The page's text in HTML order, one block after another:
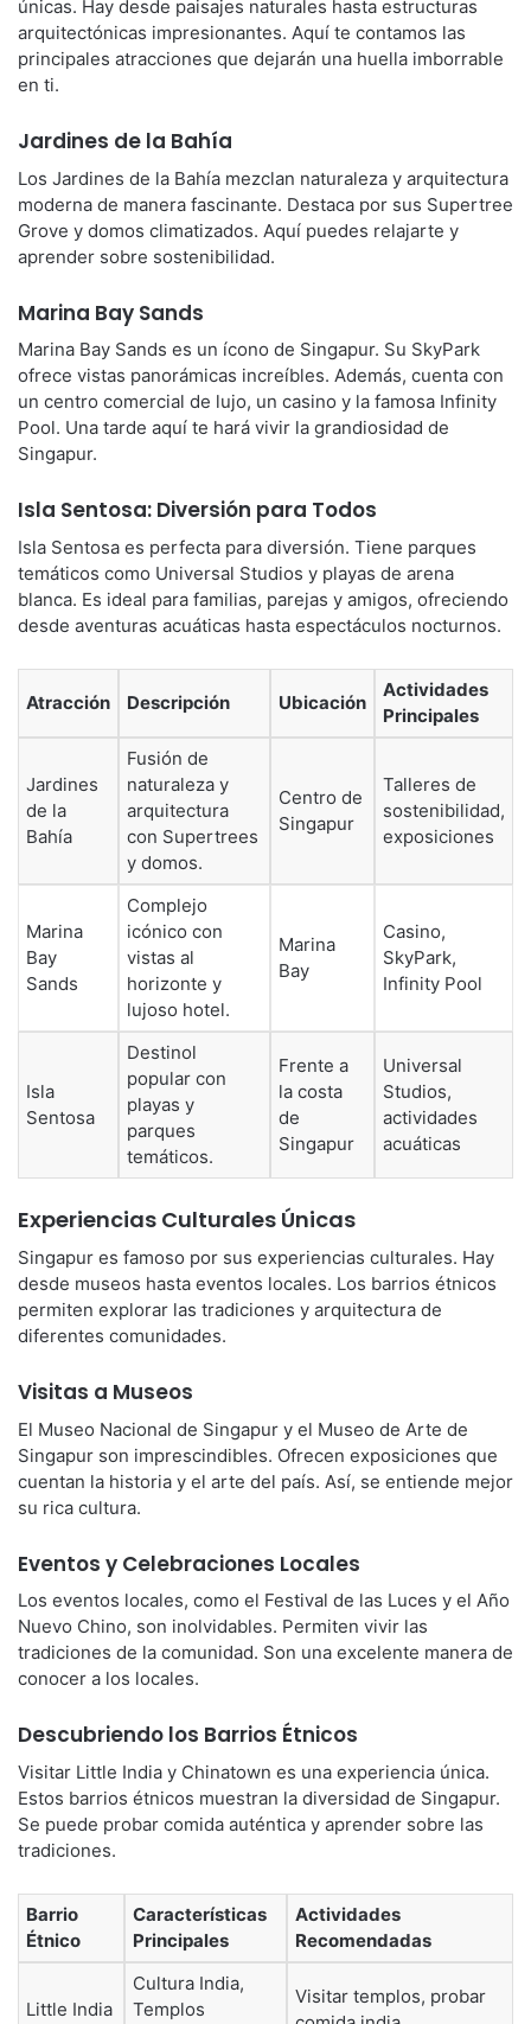
únicas. Hay desde paisajes naturales hasta estructuras
arquitectónicas impresionantes. Aquí te contamos las
principales atracciones que dejarán una huella imborrable
en ti.
Jardines de la Bahía
Los Jardines de la Bahía mezclan naturaleza y arquitectura
moderna de manera fascinante. Destaca por sus Supertree
Grove y domos climatizados. Aquí puedes relajarte y
aprender sobre sostenibilidad.
Marina Bay Sands
Marina Bay Sands es un ícono de Singapur. Su SkyPark
ofrece vistas panorámicas increíbles. Además, cuenta con
un centro comercial de lujo, un casino y la famosa Infinity
Pool. Una tarde aquí te hará vivir la grandiosidad de
Singapur.
Isla Sentosa: Diversión para Todos
Isla Sentosa es perfecta para diversión. Tiene parques
temáticos como Universal Studios y playas de arena
blanca. Es ideal para familias, parejas y amigos, ofreciendo
desde aventuras acuáticas hasta espectáculos nocturnos.
Atracción Descripción Ubicación
Actividades
Principales
Jardines
de la
Bahía
Fusión de
naturaleza y
arquitectura
con Supertrees
y domos.
Centro de
Singapur
Talleres de
sostenibilidad,
exposiciones
Marina
Bay
Sands
Complejo
icónico con
vistas al
horizonte y
lujoso hotel.
Marina
Bay
Casino,
SkyPark,
Infinity Pool
Isla
Sentosa
Destinol
popular con
playas y
parques
temáticos.
Frente a
la costa
de
Singapur
Universal
Studios,
actividades
acuáticas
Experiencias Culturales Únicas
Singapur es famoso por sus experiencias culturales. Hay
desde museos hasta eventos locales. Los barrios étnicos
permiten explorar las tradiciones y arquitectura de
diferentes comunidades.
Visitas a Museos
El Museo Nacional de Singapur y el Museo de Arte de
Singapur son imprescindibles. Ofrecen exposiciones que
cuentan la historia y el arte del país. Así, se entiende mejor
su rica cultura.
Eventos y Celebraciones Locales
Los eventos locales, como el Festival de las Luces y el Año
Nuevo Chino, son inolvidables. Permiten vivir las
tradiciones de la comunidad. Son una excelente manera de
conocer a los locales.
Descubriendo los Barrios Étnicos
Visitar Little India y Chinatown es una experiencia única.
Estos barrios étnicos muestran la diversidad de Singapur.
Se puede probar comida auténtica y aprender sobre las
tradiciones.
Barrio
Étnico
Características
Principales
Actividades
Recomendadas
Little India
Cultura India,
Templos
Visitar templos, probar